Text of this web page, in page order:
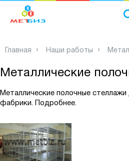
Главная Наши работы
Металлические
Металлические полочные
фабрики.
Подробнее.